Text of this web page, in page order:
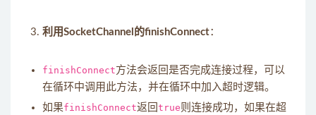
利用SocketChannel的finishConnect：
finishConnect方法会返回是否完成连接过程，可以
在循环中调用此方法，并在循环中加入超时逻辑。
如果finishConnect返回 true则连接成功，如果在超